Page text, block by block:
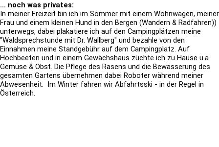
... noch was privates:
In meiner Freizeit bin ich im Sommer mit einem Wohnwagen, meiner
Frau und einem kleinen Hund in den Bergen (Wandern & Radfahren))
unterwegs, dabei plakatiere ich auf den Campingplätzen meine
"Waldsprechstunde mit Dr. Wallberg" und bezahle von den
Einnahmen meine Standgebühr auf dem Campingplatz. Auf
Hochbeeten und in einem Gewächshaus züchte ich zu Hause u.a.
Gemüse & Obst. Die Pflege des Rasens und die Bewässerung des
gesamten Gartens übernehmen dabei Roboter während meiner
Abwesenheit. Im Winter fahren wir Abfahrtsski - in der Regel in
Österreich.